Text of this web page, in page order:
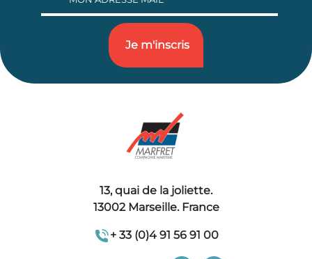
13, quai de la joliette.
13002 Marseille. France
+ 33 (0)4 91 56 91 00